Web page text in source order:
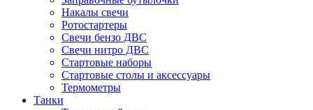
Накалы свечи
Ротостартеры
Свечи бензо ДВС
Свечи нитро ДВС
Стартовые наборы
Стартовые столы и аксессуары
Термометры
Танки